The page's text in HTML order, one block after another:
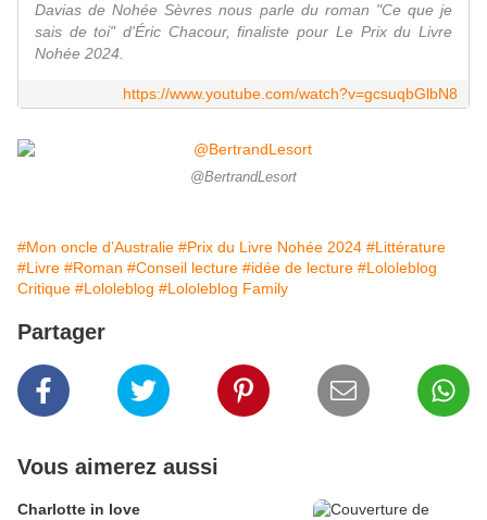
Davias de Nohée Sèvres nous parle du roman "Ce que je
sais de toi" d'Éric Chacour, finaliste pour Le Prix du Livre
Nohée 2024.
https://www.youtube.com/watch?v=gcsuqbGlbN8
@BertrandLesort
#Mon oncle d’Australie #Prix du Livre Nohée 2024 #Littérature
#Livre #Roman #Conseil lecture #idée de lecture #Lololeblog
Critique #Lololeblog #Lololeblog Family
Partager
Vous aimerez aussi
Charlotte in love